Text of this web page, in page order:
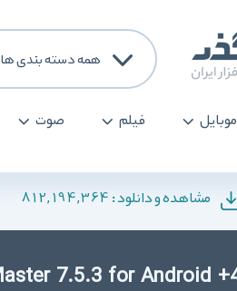
همه دسته بندی ها
موبایل فیلم صوت
مشاهده و دانلود : 812,194,364